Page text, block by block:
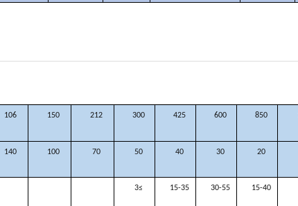
850
600
425
300
212
150
106
20
30
40
50
70
100
140
15-40
30-55
15-35
≥3